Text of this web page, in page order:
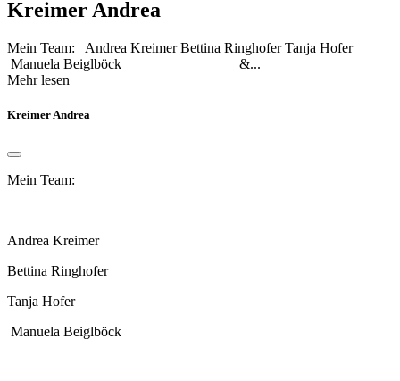
Kreimer Andrea
Mein Team: Andrea Kreimer Bettina Ringhofer Tanja Hofer
Manuela Beiglböck &...
Mehr lesen
Kreimer Andrea
Mein Team:
Andrea Kreimer
Bettina Ringhofer
Tanja Hofer
Manuela Beiglböck